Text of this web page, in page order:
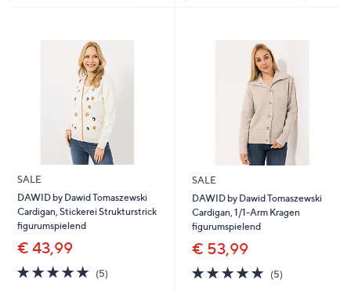
SALE
DAWID by Dawid Tomaszewski
Cardigan, Stickerei Strukturstrick
figurumspielend
€ 43,99
5.0
von
(5)5
SALE
DAWID by Dawid Tomaszewski
Cardigan, 1/1-Arm Kragen
figurumspielend
€ 53,99
5.0
von
(5)5